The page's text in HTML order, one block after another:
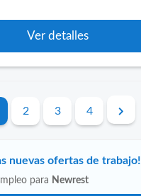
Ver detalles
2 3 4
nuevas ofertas de trabajo!
para Newrest